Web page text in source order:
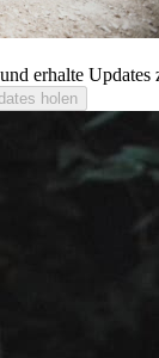
erhalte
holen